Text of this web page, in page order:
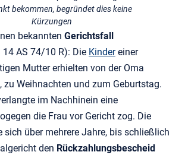
bekommen, begründet dies keine
Kürzungen
bekannten Gerichtsfall
14 AS 74/10 R): Die Kindereiner
Mutter erhielten von der Oma
, zu Weihnachten und zum Geburtstag.
im Nachhinein eine
die Frau vor Gericht zog. Die
sich über mehrere Jahre, bis schließlich
den Rückzahlungsbescheid